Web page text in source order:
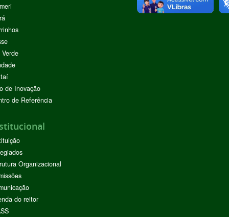
de Inovação
de Referência
Organizacional
do reitor